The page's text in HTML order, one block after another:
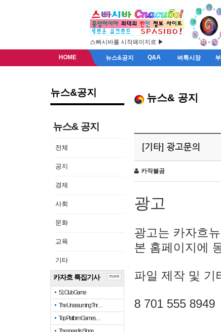
스빠시바를 시작페이지로 ▶
HOME 뉴스&공지 Q&A 벼룩시장
뉴스&공지
뉴스& 공지
전체
공지
경제
사회
문화
교육
기타
카자흐 특집기사
51 Club Game
The Unassuming Thr…
Top Platform Games…
more
뉴스& 공지
[기타] 광고문의
카작불곰
광고
광고는 카자흐
본 홈페이지에
파일 제작 및 기
8 701 555 8949